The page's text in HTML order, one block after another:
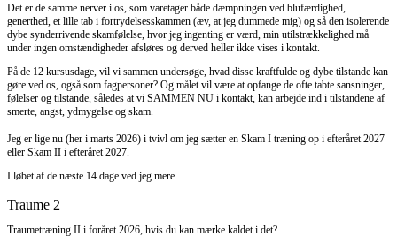
Det er de samme nerver i os, som varetager både dæmpningen ved blufærdighed,
generthed, et lille tab i fortrydelsesskammen (æv, at jeg dummede mig) og så den isolerende
dybe synderrivende skamfølelse, hvor jeg ingenting er værd, min utilstrækkelighed må
under ingen omstændigheder afsløres og derved heller ikke vises i kontakt.
På de 12 kursusdage, vil vi sammen undersøge, hvad disse kraftfulde og dybe tilstande kan
gøre ved os, også som fagpersoner? Og målet vil være at opfange de ofte tabte sansninger,
følelser og tilstande, således at vi SAMMEN NU i kontakt, kan arbejde ind i tilstandene af
smerte, angst, ydmygelse og skam.
Jeg er lige nu (her i marts 2026) i tvivl om jeg sætter en Skam I træning op i efteråret 2027
eller Skam II i efteråret 2027.
I løbet af de næste 14 dage ved jeg mere.
Traume 2
Traumetræning II i foråret 2026, hvis du kan mærke kaldet i det?